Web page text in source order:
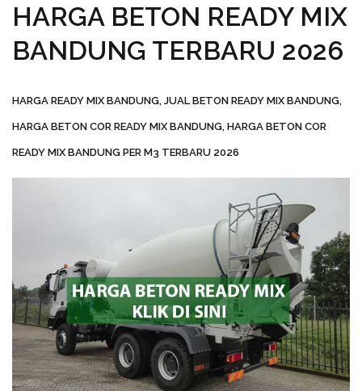
HARGA BETON READY MIX
BANDUNG TERBARU 2026
HARGA READY MIX BANDUNG, JUAL BETON READY MIX BANDUNG,
HARGA BETON COR READY MIX BANDUNG, HARGA BETON COR
READY MIX BANDUNG PER M3 TERBARU 2026